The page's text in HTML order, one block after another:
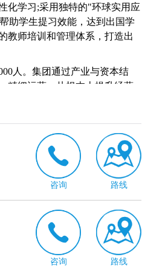
化学习;采用独特的"环球实用应
助学生提习效能，达到出国学
教师培训和管理体系，打造出
人。集团通过产业与资本结
精细运营，从根本上提升经营
咨询 路线
咨询 路线